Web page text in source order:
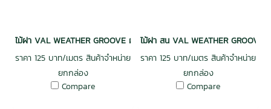
ไม้ฝา VAL WEATHER GROOVE ฝาร่องวี อบ กันปลวก H3.2 เกรดพรีเมี่
ราคา 125 บาท/เมตร สินค้าจำหน่าย
ยกกล่อง
Compare
ไม้ฝา สน VAL WEATHER
ราคา 125 บาท/เมตร สินค้าจำหน่าย
ยกกล่อง
Compare